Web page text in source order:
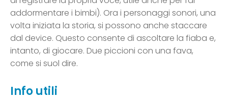
addormentare i bimbi). Ora i personaggi sonori, una
volta iniziata la storia, si possono anche staccare
dal device. Questo consente di ascoltare la fiaba e,
intanto, di giocare. Due piccioni con una fava,
come si suol dire.
Info utili